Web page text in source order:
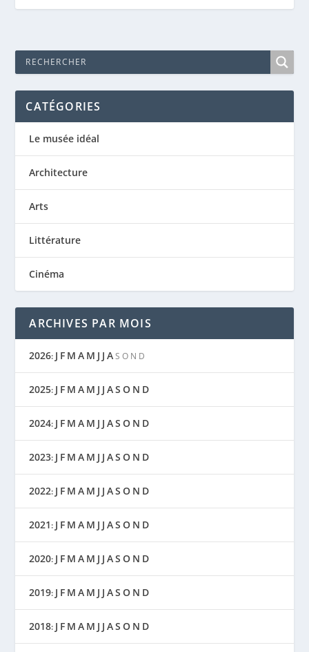
CATÉGORIES
Le musée idéal
Architecture
Arts
Littérature
Cinéma
ARCHIVES PAR MOIS
2026: J F M A M J J A S O N D
2025: J F M A M J J AS O N D
2024: J F M A M J J AS O N D
2023: J F M A M J J AS O N D
2022: J F M A M J J AS O N D
2021: J F M A M J J AS O N D
2020: J F M A M J J AS O N D
2019: J F M A M J J AS O N D
2018: J F M A M J J AS O N D